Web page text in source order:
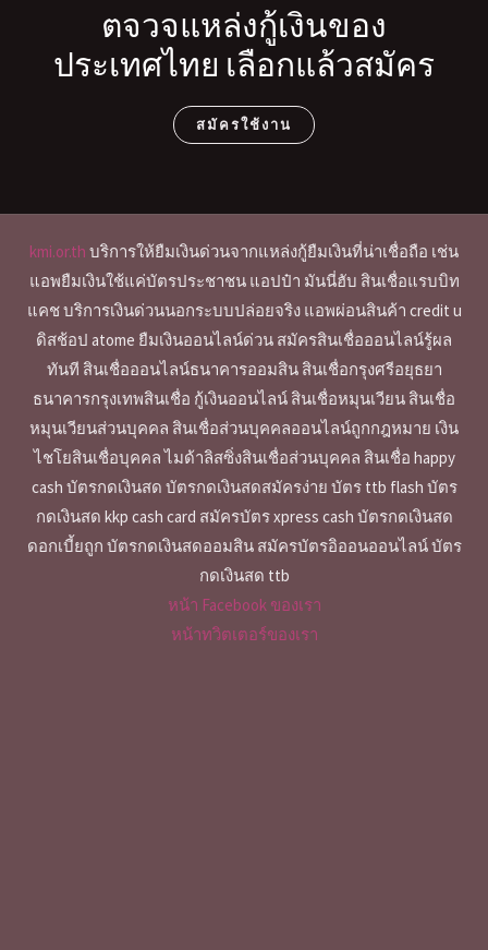
ตจวจแหล่งกู้เงินของ
ประเทศไทย เลือกแล้วสมัคร
สมัครใช้งาน
kmi.or.th บริการให้ยืมเงินด่วนจากแหล่งกู้ยืมเงินที่น่าเชื่อถือ เช่น
แอพยืมเงินใช้แค่บัตรประชาชน แอปป๋า มันนี่ฮับ สินเชื่อแรบบิท
แคช บริการเงินด่วนนอกระบบปล่อยจริง แอพผ่อนสินค้า credit u
ดิสช้อป atome ยืมเงินออนไลน์ด่วน สมัครสินเชื่อออนไลน์รู้ผล
ทันที สินเชื่อออนไลน์ธนาคารออมสิน สินเชื่อกรุงศรีอยุธยา
ธนาคารกรุงเทพสินเชื่อ กู้เงินออนไลน์ สินเชื่อหมุนเวียน สินเชื่อ
หมุนเวียนส่วนบุคคล สินเชื่อส่วนบุคคลออนไลน์ถูกกฎหมาย เงิน
ไชโยสินเชื่อบุคคล ไมด้าลิสซิ่งสินเชื่อส่วนบุคคล สินเชื่อ happy
cash บัตรกดเงินสด บัตรกดเงินสดสมัครง่าย บัตร ttb flash บัตร
กดเงินสด kkp cash card สมัครบัตร xpress cash บัตรกดเงินสด
ดอกเบี้ยถูก บัตรกดเงินสดออมสิน สมัครบัตรอิออนออนไลน์ บัตร
กดเงินสด ttb
หน้า Facebook ของเรา
หน้าทวิตเตอร์ของเรา